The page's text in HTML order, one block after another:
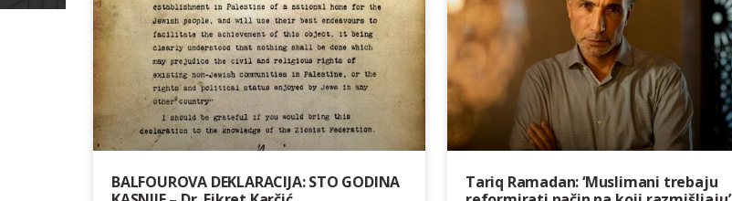
BALFOUROVA DEKLARACIJA: STO GODINA
Tariq Ramadan: ‘Muslimani trebaju